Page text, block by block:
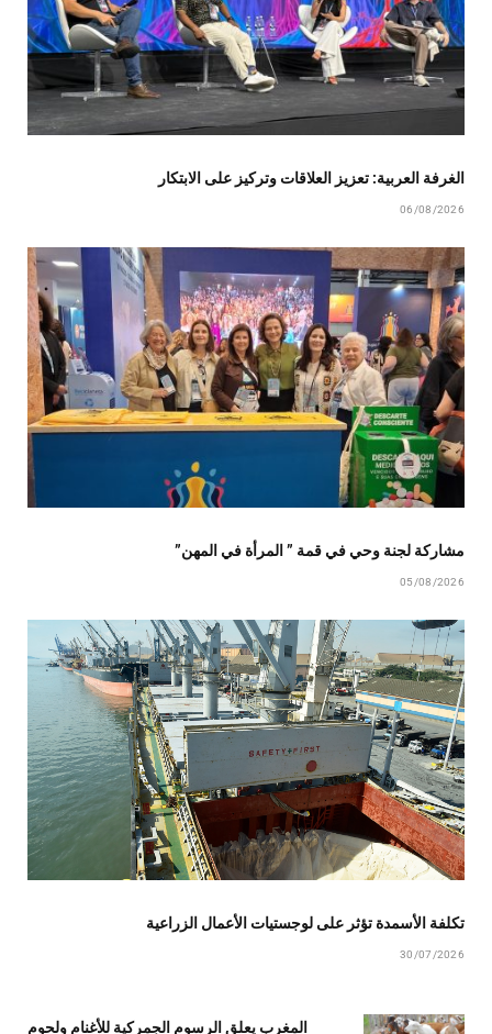
الغرفة العربية: تعزيز العلاقات وتركيز على الابتكار
06/08/2026
مشاركة لجنة وحي في قمة ” المرأة في المهن”
05/08/2026
تكلفة الأسمدة تؤثر على لوجستيات الأعمال الزراعية
30/07/2026
المغرب يعلق الرسوم الجمركية للأغنام ولحوم